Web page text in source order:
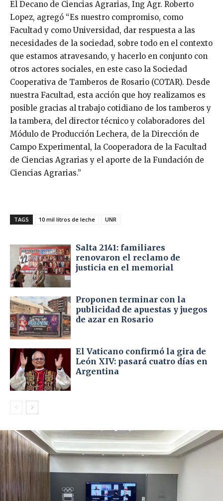
El Decano de Ciencias Agrarias, Ing Agr. Roberto
Lopez, agregó “Es nuestro compromiso, como
Facultad y como Universidad, dar respuesta a las
necesidades de la sociedad, sobre todo en el contexto
que estamos atravesando, y hacerlo en conjunto con
otros actores sociales, en este caso la Sociedad
Cooperativa de Tamberos de Rosario (COTAR). Desde
nuestra Facultad, esta acción que hoy realizamos es
posible gracias al trabajo cotidiano de los tamberos y
la tambera, del director técnico y colaboradores del
Módulo de Producción Lechera, de la Dirección de
Campo Experimental, la Cooperadora de la Facultad
de Ciencias Agrarias y el aporte de la Fundación de
Ciencias Agrarias.”
TAGS 10 mil litros de leche UNR
Salta 2141: familiares
renovaron el reclamo de
justicia en el memorial
Proponen terminar con la
publicidad de apuestas y juegos
de azar en Rosario
El Vaticano confirmó la gira de
León XIV: pasará cuatro días en
Argentina